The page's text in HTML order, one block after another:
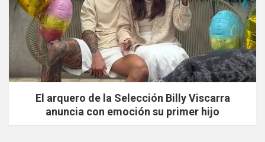
El arquero de la Selección Billy Viscarra
anuncia con emoción su primer hijo